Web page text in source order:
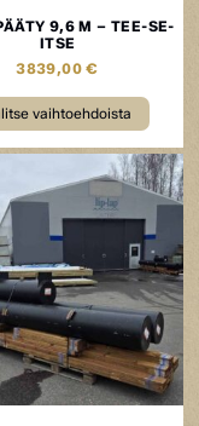
9,6 M – TEE-SE-
ITSE
3839,00€
vaihtoehdoista